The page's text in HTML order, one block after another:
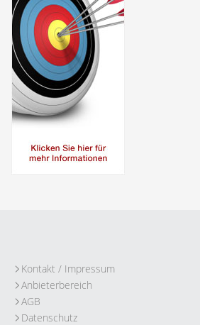
Kontakt / Impressum
Anbieterbereich
AGB
Datenschutz